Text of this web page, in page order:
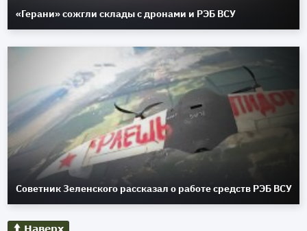
«Герани» сожгли склады с дронами и РЭБ ВСУ
Советник Зеленского рассказал о работе средств РЭБ ВСУ